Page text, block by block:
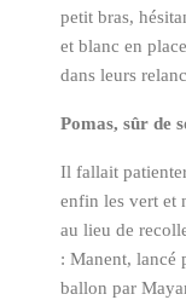
petit bras,
et blanc en
dans leurs
Pomas, sûr de
Il fallait
enfin les vert et
au lieu de
: Manent, lancé
ballon par